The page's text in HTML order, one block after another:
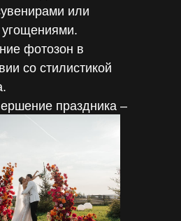
или
фотозон в
со стилистикой
праздника –